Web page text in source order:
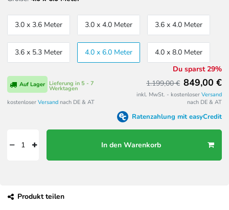
3.0 x 3.6 Meter 3.0 x 4.0 Meter 3.6 x 4.0 Meter
3.6 x 5.3 Meter 4.0 x 6.0 Meter 4.0 x 8.0 Meter
Lieferung in 5 - 7
Werktagen
Auf Lager
kostenloser Versand nach DE & AT
Du sparst 29%
1.199,00 € 849,00 €
inkl. MwSt. - kostenloser Versand
nach DE & AT
Ratenzahlung mit easyCredit
In den Warenkorb
Produkt teilen